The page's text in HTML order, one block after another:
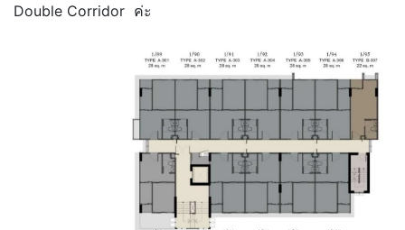
Double Corridor ค่ะ